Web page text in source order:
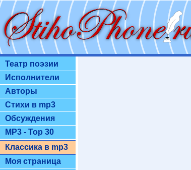
Театр поэзии
Исполнители
Авторы
Стихи в mp3
Обсуждения
MP3 - Top 30
Классика в mp3
Моя страница